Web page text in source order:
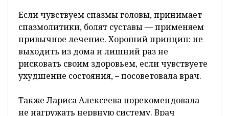
Если чувствуем спазмы головы, принимает
спазмолитики, болят суставы — применяем
привычное лечение. Хороший принцип: не
выходить из дома и лишний раз не
рисковать своим здоровьем, если чувствуете
ухудшение состояния, – посоветовала врач.
Также Лариса Алексеева порекомендовала
не нагружать нервную систему. Врач